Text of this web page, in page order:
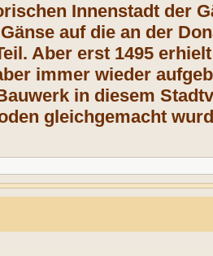
Innenstadt der
auf die an der
Aber erst 1495
immer wieder
in diesem
gleichgemacht